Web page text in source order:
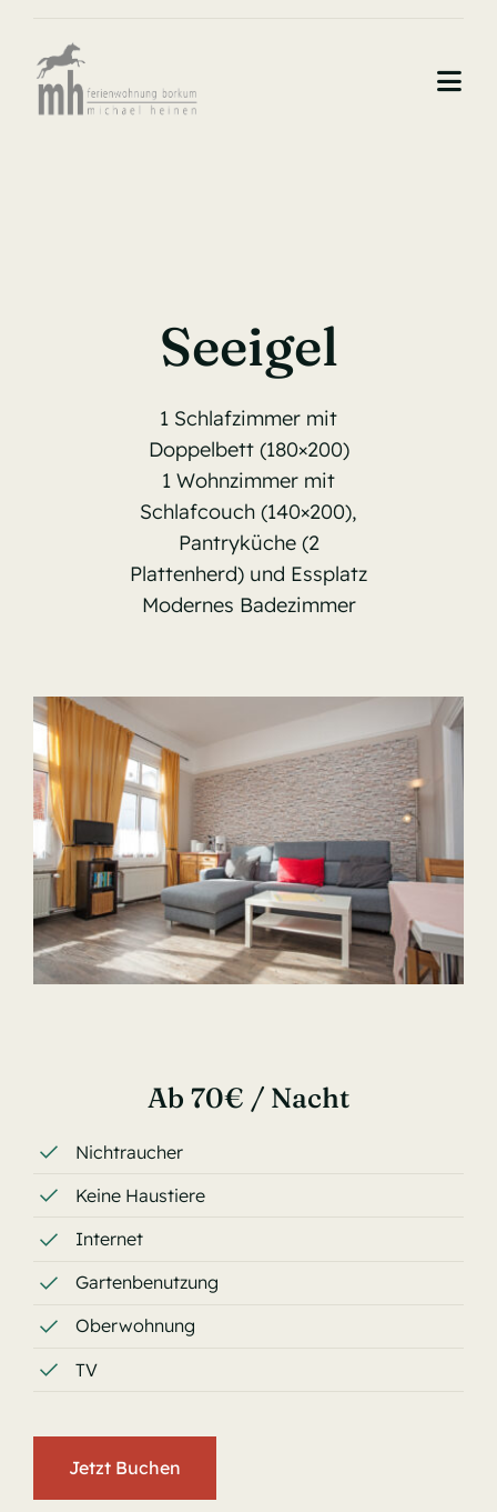
springen
Seeigel
1 Schlafzimmer mit
Doppelbett (180×200)
1 Wohnzimmer mit
Schlafcouch (140×200),
Pantryküche (2
Plattenherd) und Essplatz
Modernes Badezimmer
Ab 70€ / Nacht
Nichtraucher
Keine Haustiere
Internet
Gartenbenutzung
Oberwohnung
TV
Jetzt Buchen